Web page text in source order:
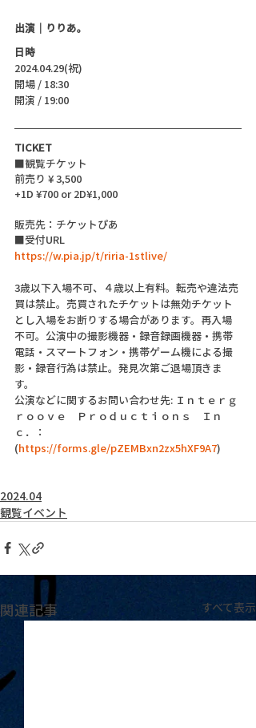
出演｜りりあ。
日時
2024.04.29(祝)
開場 / 18:30
開演 / 19:00
TICKET
■観覧チケット
前売り ¥ 3,500
+1D ¥700 or 2D¥1,000
販売先：チケットぴあ
■受付URL
https://w.pia.jp/t/riria-1stlive/
3歳以下入場不可、４歳以上有料。転売や違法売
買は禁止。売買されたチケットは無効チケット
とし入場をお断りする場合があります。再入場
不可。公演中の撮影機器・録音録画機器・携帯
電話・スマートフォン・携帯ゲーム機による撮
影・録音行為は禁止。発見次第ご退場頂きま
す。
公演などに関するお問い合わせ先: Ｉｎｔｅｒｇ
ｒｏｏｖｅ　Ｐｒｏｄｕｃｔｉｏｎｓ　Ｉｎ
ｃ．：
(https://forms.gle/pZEMBxn2zx5hXF9A7)
2024.04
観覧イベント
関連記事 すべて表示